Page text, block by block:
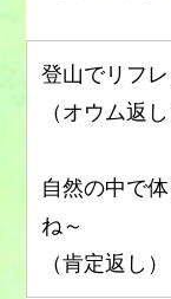
登山でリフ
（オウム返し
自然の中で
ね～
（肯定返し）